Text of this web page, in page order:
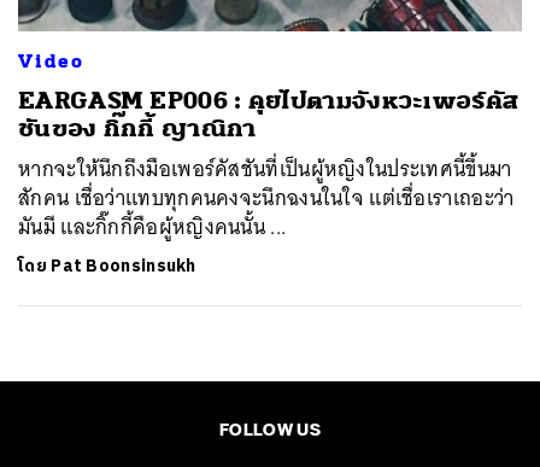
Video
EARGASM EP006 : คุยไปตามจังหวะเพอร์คัส
ชันของ กิ๊กกี้ ญาณิกา
หากจะให้นึกถึงมือเพอร์คัสชันที่เป็นผู้หญิงในประเทศนี้ขึ้นมา
สักคน เชื่อว่าแทบทุกคนคงจะนึกฉงนในใจ แต่เชื่อเราเถอะว่า
มันมี และกิ๊กกี้คือผู้หญิงคนนั้น ...
โดย Pat Boonsinsukh
FOLLOW US
SHARE TWEET LINE EMAIL